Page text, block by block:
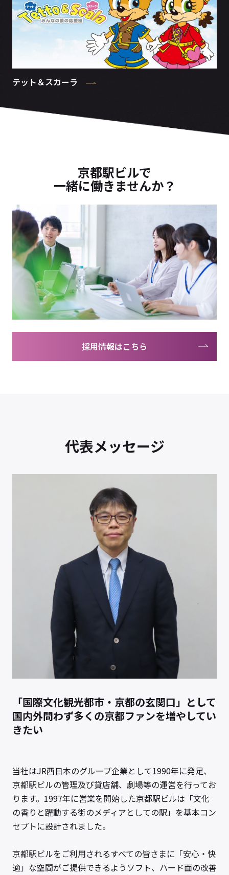
テット＆スカーラ
京都駅ビルで
一緒に働きませんか？
採用情報はこちら
代表メッセージ
「国際文化観光都市・京都の玄関口」として
国内外問わず多くの京都ファンを増やしてい
きたい
当社はJR西日本のグループ企業として1990年に発足、
京都駅ビルの管理及び貸店舗、劇場等の運営を行ってお
ります。1997年に営業を開始した京都駅ビルは「文化
の香りと躍動する街のメディアとしての駅」を基本コン
セプトに設計されました。
京都駅ビルをご利用されるすべての皆さまに「安心・快
適」な空間がご提供できるようソフト、ハード面の改善